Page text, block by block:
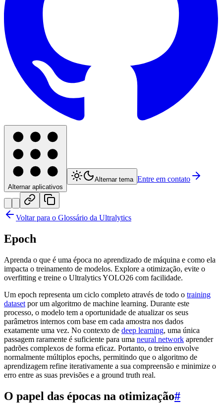
Alternar aplicativos
Alternar tema Entre em contato
Voltar para o Glossário da Ultralytics
Epoch
Aprenda o que é uma época no aprendizado de máquina e como ela
impacta o treinamento de modelos. Explore a otimização, evite o
overfitting e treine o Ultralytics YOLO26 com facilidade.
Um epoch representa um ciclo completo através de todo o training
dataset por um algoritmo de machine learning. Durante este
processo, o modelo tem a oportunidade de atualizar os seus
parâmetros internos com base em cada amostra nos dados
exatamente uma vez. No contexto de deep learning, uma única
passagem raramente é suficiente para uma neural network aprender
padrões complexos de forma eficaz. Portanto, o treino envolve
normalmente múltiplos epochs, permitindo que o algoritmo de
aprendizagem refine iterativamente a sua compreensão e minimize o
erro entre as suas previsões e a ground truth real.
O papel das épocas na otimização#